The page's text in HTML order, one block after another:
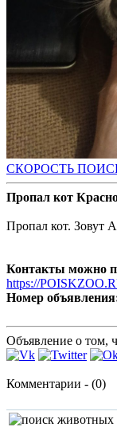
СКОРОСТЬ
Пропал кот
Пропал кот. Зовут
Контакты можно
https://
Номер
Объявление о том,
Комментарии - (0)